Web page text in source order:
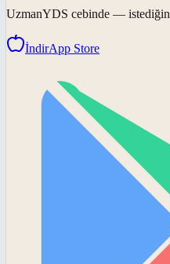
UzmanYDS cebinde — istediğin
İndirApp Store